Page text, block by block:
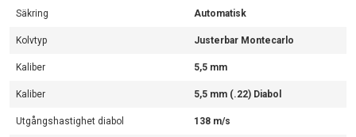
Säkring Automatisk
Kolvtyp Justerbar Montecarlo
Kaliber 5,5 mm
Kaliber 5,5 mm (.22) Diabol
Utgångshastighet diabol 138 m/s